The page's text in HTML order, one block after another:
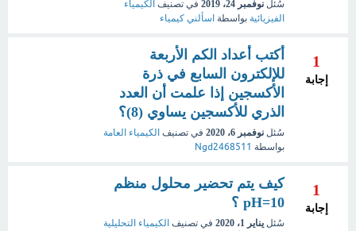
سُئل نوفمبر 24، 2019 في تصنيف الكيمياء
الفيزيائية بواسطة اسألني كيمياء
1
إجابة
أكتب أعداد الكم الأربعة
للإلكترون السابع في ذرة
الأكسجين إذا علمت أن العدد
الذري للأكسجين يساوي (8)؟
سُئل نوفمبر 6، 2020 في تصنيف الكيمياء العامة
بواسطة Ngd2468511
1
إجابة
كيف يتم تحضير محلول منظم
pH=10 ؟
سُئل يناير 1، 2020 في تصنيف الكيمياء التحليلية